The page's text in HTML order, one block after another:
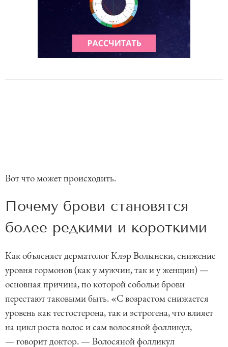
Вот что может происходить.
Почему брови становятся
более редкими и короткими
Как объясняет дерматолог Клэр Волынски, снижение
уровня гормонов (как у мужчин, так и у женщин) —
основная причина, по которой собольи брови
перестают таковыми быть. «С возрастом снижается
уровень как тестостерона, так и эстрогена, что влияет
на цикл роста волос и сам волосяной фолликул,
— говорит доктор. — Волосяной фолликул